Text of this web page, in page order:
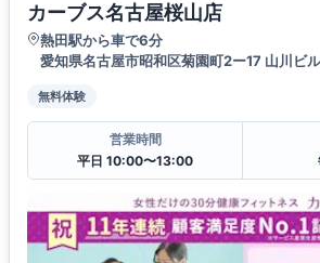
カーブス名古屋桜山店
熱田駅から車で6分
愛知県名古屋市昭和区菊園町2ー17 山川ビ
無料体験
営業時間
平日 10:00〜13:00